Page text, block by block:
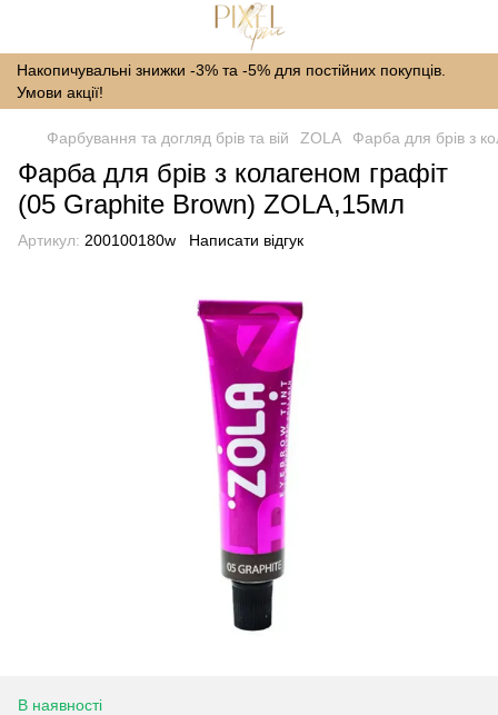
Накопичувальні знижки -3% та -5% для постійних покупців.
Умови акції!
Фарбування та догляд брів та вій ZOLA Фарба для брів з
Фарба для брів з колагеном графіт
(05 Graphite Brown) ZOLA,15мл
Артикул: 200100180w Написати відгук
В наявності